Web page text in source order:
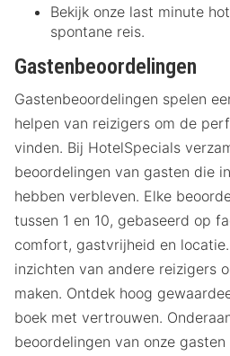
Bekijk onze last minute
spontane reis.
Gastenbeoordelingen
Gastenbeoordelingen spelen
helpen van reizigers om de
vinden. Bij HotelSpecials
beoordelingen van gasten die
hebben verbleven. Elke
tussen 1 en 10, gebaseerd op
comfort, gastvrijheid en
inzichten van andere reizigers
maken. Ontdek hoog
boek met vertrouwen.
beoordelingen van onze